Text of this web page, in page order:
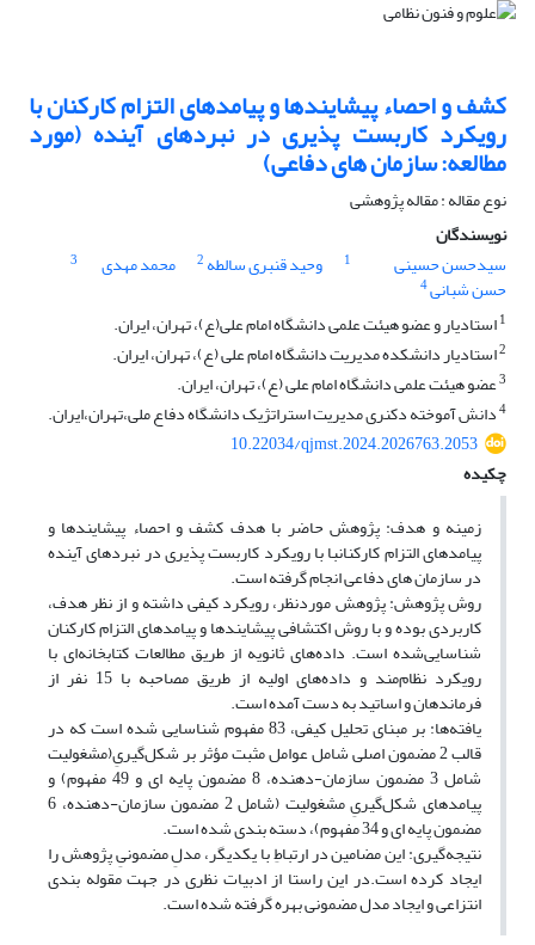
کشف و احصاء پیشایندها و پیامدهای التزام کارکنان با
رویکرد کاربست پذیری در نبردهای آینده (مورد
مطالعه: سازمان های دفاعی)
نوع مقاله : مقاله پژوهشی
نویسندگان
سیدحسن حسینی
1 وحید قنبری سالطه 2 محمد مهدی 3
حسن شبانی4
1استادیار و عضو هیئت علمی دانشگاه امام علی(ع)، تهران، ایران.
2استادیار دانشکده مدیریت دانشگاه امام علی (ع)، تهران، ایران.
3عضو هیئت علمی دانشگاه امام علی (ع)، تهران، ایران.
4دانش آموخته دکنری مدیریت استراتژیک دانشگاه دفاع ملی،تهران،ایران.
10.22034/qjmst.2024.2026763.2053
چکیده
زمینه و هدف: پژوهش حاضر با هدف کشف و احصاء پیشایندها و
پیامدهای التزام کارکنانبا با رویکرد کاربست پذیری در نبردهای آینده
در سازمان های دفاعی انجام گرفته است.
روش پژوهش: پژوهش موردنظر، رویکرد کیفی داشته و از نظر هدف،
کاربردی بوده و با روش اکتشافی پیشایندها و پیامدهای التزام کارکنان
شناسایی‌شده است. داده‌های ثانویه از طریق مطالعات کتابخانه‌ای با
رویکرد نظام‌مند و داده‌های اولیه از طریق مصاحبه با 15 نفر از
فرماندهان و اساتید به دست آمده است.
یافته‌ها: بر مبنای تحلیل کیفی، 83 مفهوم شناسایی شده است که در
قالب 2 مضمون اصلی شامل عوامل مثبت مؤثر بر شکل‌گیریِ(مشغولیت
شامل 3 مضمون سازمان-دهنده، 8 مضمون پایه ای و 49 مفهوم) و
پیامدهای شکل‌گیریِ مشغولیت (شامل 2 مضمون سازمان-دهنده، 6
مضمون پایه ای و 34 مفهوم)، دسته بندی شده است.
نتیجه‌گیری: این مضامین در ارتباطِ با یکدیگر، مدلِ مضمونیِ پژوهش را
ایجاد کرده است.در این راستا از ادبیات نظری در جهت مقوله بندی
انتزاعی و ایجاد مدل مضمونی بهره گرفته شده است.